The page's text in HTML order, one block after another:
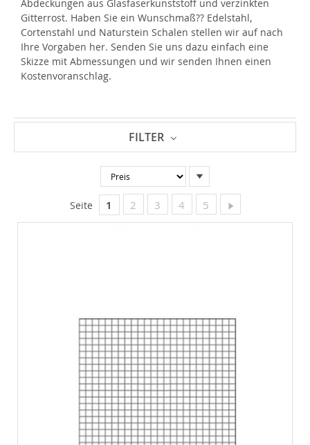
Abdeckungen aus Glasfaserkunststoff und verzinkten
Gitterrost. Haben Sie ein Wunschmaß?? Edelstahl,
Cortenstahl und Naturstein Schalen stellen wir auf nach
Ihre Vorgaben her. Senden Sie uns dazu einfach eine
Skizze mit Abmessungen und wir senden Ihnen einen
Kostenvoranschlag.
absteigender
Reihenfolge
Seite Sie lesen gerade Seite
1 Seite
2 Seite
3 Seite
4 Seite
5
FILTER